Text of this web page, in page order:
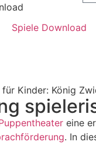
Spiele Download
eine
. In